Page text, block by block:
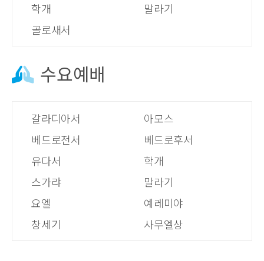
학개
말라기
골로새서
수요예배
갈라디아서
아모스
베드로전서
베드로후서
유다서
학개
스가랴
말라기
요엘
예레미야
창세기
사무엘상